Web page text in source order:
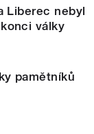
Liberec nebyl
války
pamětníků